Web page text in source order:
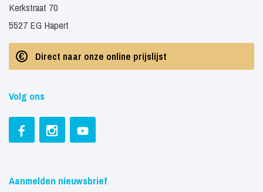
Kerkstraat 70
5527 EG Hapert
Direct naar onze online prijslijst
Volg ons
Aanmelden nieuwsbrief